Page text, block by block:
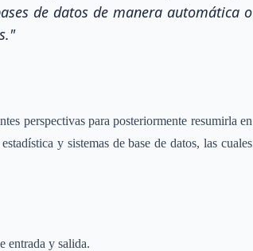
de datos de manera automática o
perspectivas para posteriormente resumirla en
y sistemas de base de datos, las cuales
entrada y salida.